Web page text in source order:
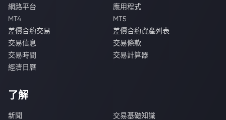
網路平台
應用程式
MT4
MT5
差價合約交易
差價合約資產列表
交易信息
交易條款
交易時間
交易計算器
經濟日曆
了解
新聞
交易基礎知識